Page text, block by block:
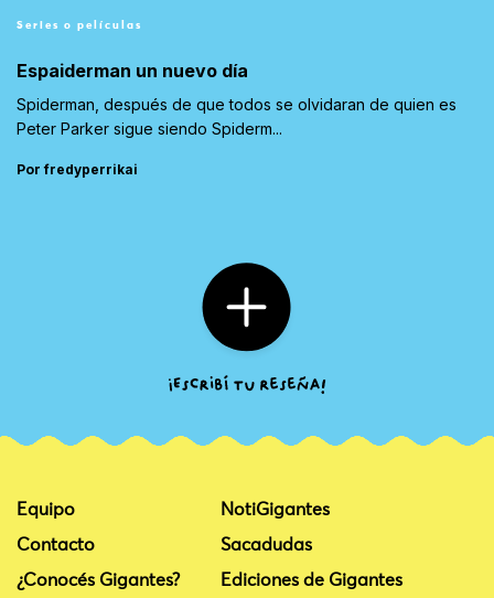
Series o películas
Espaiderman un nuevo día
Spiderman, después de que todos se olvidaran de quien es
Peter Parker sigue siendo Spiderm...
Por fredyperrikai
Equipo
Contacto
¿Conocés Gigantes?
NotiGigantes
Sacadudas
Ediciones de Gigantes